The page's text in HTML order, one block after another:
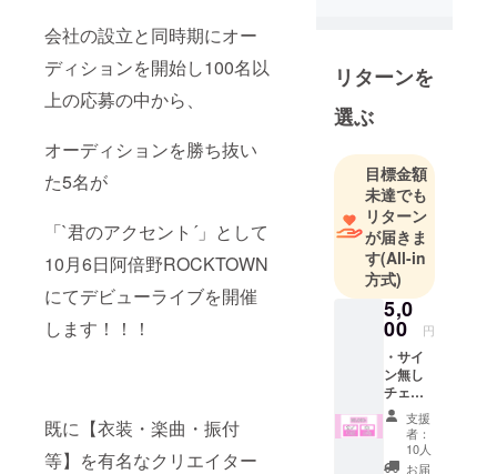
会社の設立と同時期にオー
ディションを開始し100名以
上の応募の中から、
オーディションを勝ち抜い
た5名が
「`君のアクセント´」として
10月6日阿倍野ROCKTOWN
にてデビューライブを開催
します！！！
既に【衣装・楽曲・振付
等】を有名なクリエイター
リターンを
選ぶ
目標金額
未達でも
リターン
が届きま
す(All-in
方式)
5,0
00 円
・サイ
ン無し
チェキ
券×5
(5000円
) ・サイ
ンコメ
支援
者：
10人
お届